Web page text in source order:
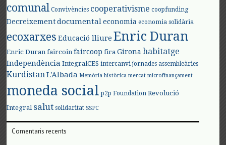
comunal Convivències cooperativisme coopfunding
Decreixement documental economia economia solidària
ecoxarxes Educació lliure Enric Duran
Enric Duran faircoin faircoop fira Girona habitatge
Independència IntegralCES intercanvi jornades assembleàries
KurdistanL'Albada Memòria històrica mercat microfinançament
moneda social p2p Foundation Revolució
Integral salut solidaritat SSPC
Comentaris recents